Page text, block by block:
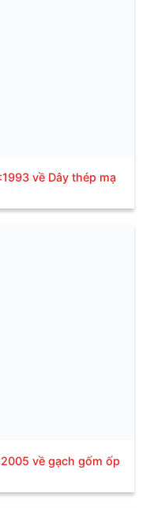
về Dây thép mạ
về gạch gốm ốp